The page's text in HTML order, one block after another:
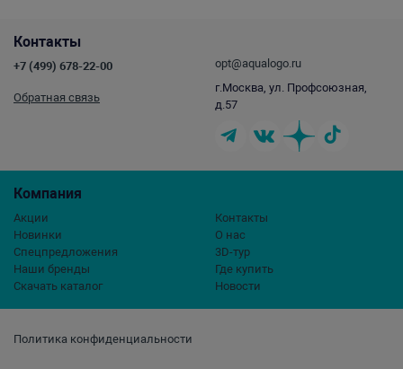
Политика конфиденциальности
Компания
Акции
Новинки
Спецпредложения
Наши бренды
Скачать каталог
Контакты
О нас
3D-тур
Где купить
Новости
Контакты
+7 (499) 678-22-00
Обратная связь
opt@aqualogo.ru
г.Москва, ул. Профсоюзная,
д.57